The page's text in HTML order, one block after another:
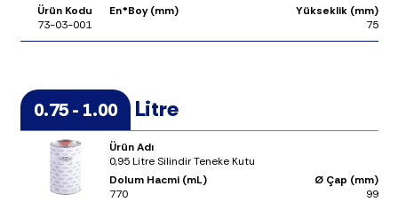
Ürün Kodu
73-03-001
En*Boy (mm)
Yükseklik (mm)
75
0.75 - 1.00 Litre
Ürün Adı
0,95 Litre Silindir Teneke Kutu
Dolum Hacmi (mL)
770
Ø Çap (mm)
99